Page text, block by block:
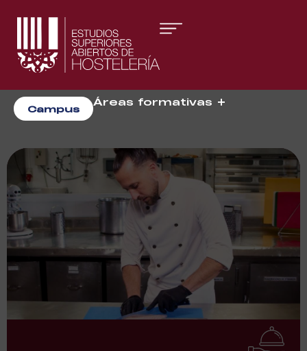
Campus
Áreas formativas